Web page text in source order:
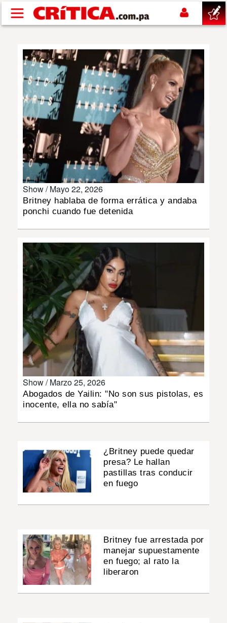
Pasar al contenido principal
SUCESOS
NACIONAL
POLÍTICA
SHOW
DEPORTES
MUNDO
INSÓLITAS
MULTIMEDIA
IMPRESO
Show /Mayo 22, 2026
Britney hablaba de forma errática y andaba
ponchi cuando fue detenida
Show /Marzo 25, 2026
Abogados de Yailin: "No son sus pistolas, es
inocente, ella no sabía"
¿Britney puede quedar
presa? Le hallan
pastillas tras conducir
en fuego
Britney fue arrestada por
manejar supuestamente
en fuego; al rato la
liberaron